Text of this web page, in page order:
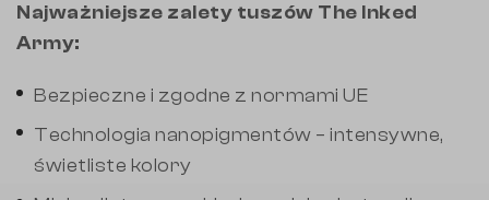
Najważniejsze zalety tuszów The Inked
Army:
Bezpieczne i zgodne z normami UE
Technologia nanopigmentów – intensywne,
świetliste kolory